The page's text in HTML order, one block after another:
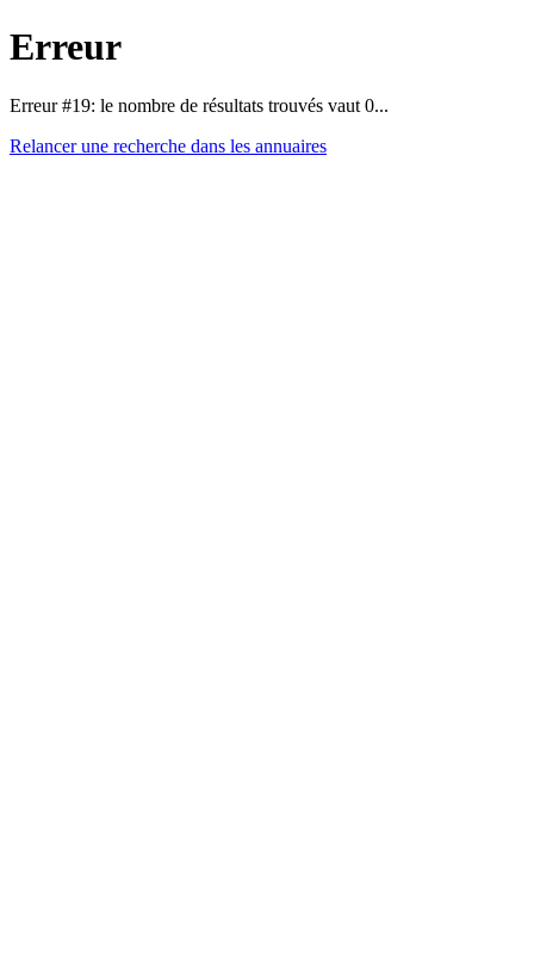
Erreur
Erreur #19: le nombre de résultats trouvés vaut 0...
Relancer une recherche dans les annuaires